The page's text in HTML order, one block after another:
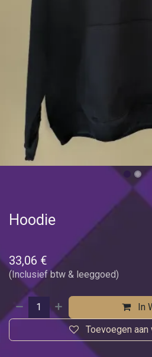
Hoodie
33,06 €
(Inclusief btw & leeggoed)
In
Toevoegen